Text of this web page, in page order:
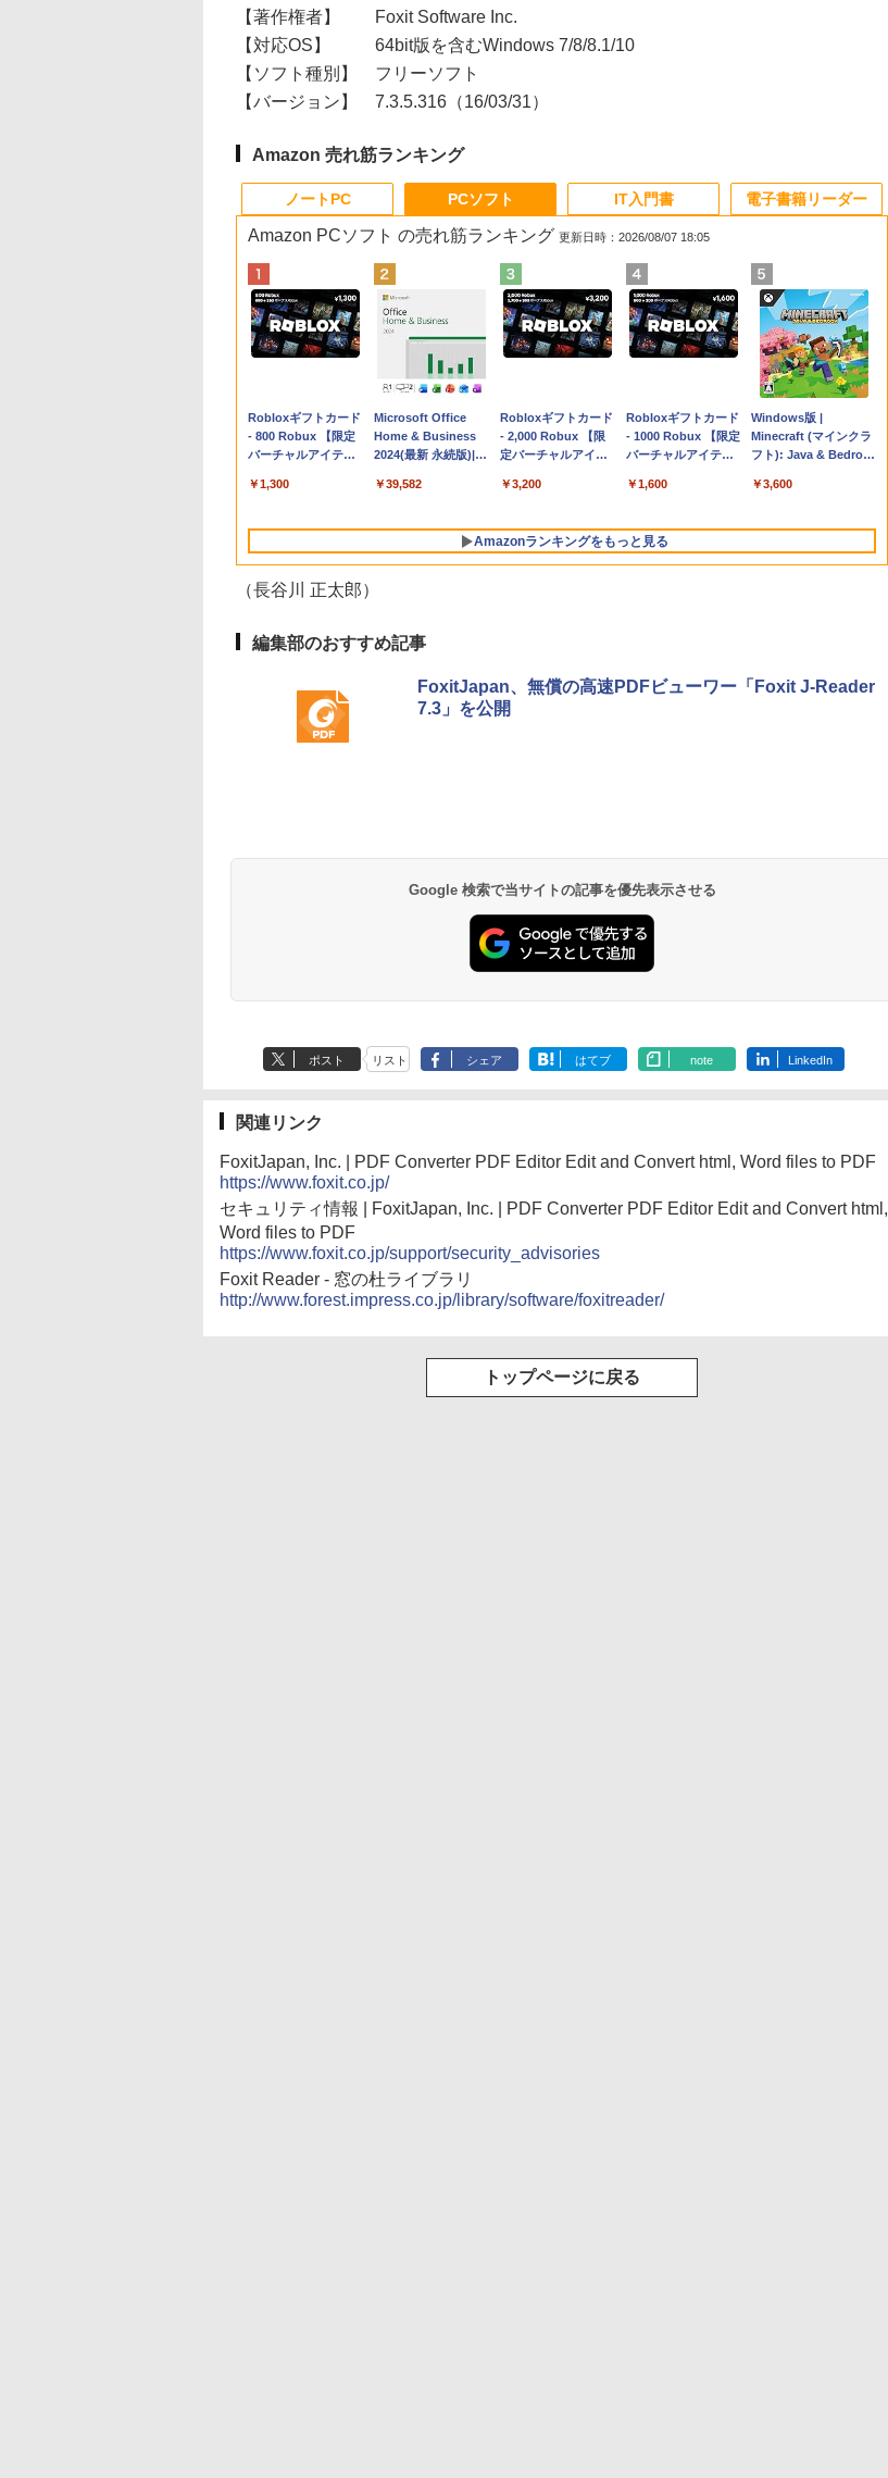
【著作権者】
Foxit Software Inc.
【対応OS】
64bit版を含むWindows 7/8/8.1/10
【ソフト種別】
フリーソフト
【バージョン】
7.3.5.316（16/03/31）
Amazon 売れ筋ランキング
ノートPC
Apple 2026
MacBook Neo A18
Proチップ搭載13イ
AIとApple
Retinaディスプレ
512GB SSD、1080p
FaceTime HDカメ
ラ、Touch ID - イン
AppleCare+ for 13イ
￥162,598
tomtoc 360°保護
15.6 16インチ パソコ
ンケース Dell NEC
dynabook Lenovo
￥2,952
Apple 2026
MacBook Air M5チ
ップ搭載13インチノ
Apple Intelligence、
Retinaディスプレ
イ、16GBユニファイ
ドメモリ、1TB SSD
￥261,414
【Amazon.co.jp限
定】 HP ノートパソ
コン 15-fd 15.6イン
512GB SSD インテ
￥129,800
FMV ノートパソコン
WE1-K3 (MS 365
Personal/Copilotキー
型/Core i5/16GB/SSD
FMVWK3E15W_AZ
￥139,880
PCソフト
Amazon PCソフト の売れ筋ランキング 更新日時：2026/08/07 18:05
Robloxギフトカード
- 800 Robux 【限定
バーチャルアイテム
ンゲームコード】 ロ
インコード版
￥1,300
Microsoft Office
Home & Business
2024(最新 永続版)|オ
版|Windows11、
￥39,582
Robloxギフトカード
- 2,000 Robux 【限
定バーチャルアイテ
インゲームコード】
ラインコード版
￥3,200
Robloxギフトカード
- 1000 Robux 【限定
バーチャルアイテム
ンゲームコード】 ロ
ンコード版
￥1,600
Windows版 |
Minecraft (マインクラ
フト): Java & Bedrock
ード版
￥3,600
Amazonランキングをもっと見る
IT入門書
Labo)
もコンテンツ作成に
非エンジニアのため
のAIコーディング入
門シリーズ
レータ紹介
電子書籍リーダー
テリー、広告なし、
チディスプレイ電子
ック、16GB、広告な
調節ライト、12週間
告なし、メタリック
ブラック
ト、最大8週間持続バ
し、ブラック (2025
年発売)
明るさ自動調整、色調
（長谷川 正太郎）
編集部のおすすめ記事
FoxitJapan、無償の高速PDFビューワー「Foxit J-Reader
7.3」を公開
Google 検索で当サイトの記事を優先表示させる
ポスト リスト シェア はてブ note LinkedIn
関連リンク
FoxitJapan, Inc. | PDF Converter PDF Editor Edit and Convert html, Word files to PDF
https://www.foxit.co.jp/
セキュリティ情報 | FoxitJapan, Inc. | PDF Converter PDF Editor Edit and Convert html,
Word files to PDF
https://www.foxit.co.jp/support/security_advisories
Foxit Reader - 窓の杜ライブラリ
http://www.forest.impress.co.jp/library/software/foxitreader/
トップページに戻る